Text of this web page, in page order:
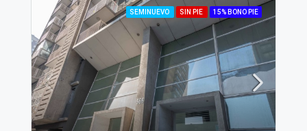
SEMINUEVO SIN PIE 15% BONO PIE